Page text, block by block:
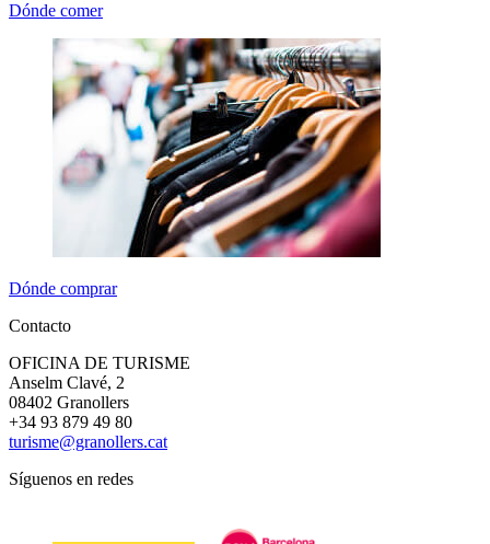
Dónde comer
Dónde comprar
Contacto
OFICINA DE TURISME
Anselm Clavé, 2
08402 Granollers
+34 93 879 49 80
turisme@granollers.cat
Síguenos en redes